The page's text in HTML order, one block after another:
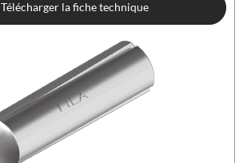
Télécharger la fiche technique